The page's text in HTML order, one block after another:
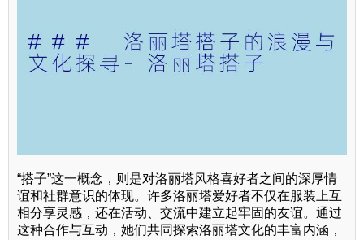
“搭子”这一概念，则是对洛丽塔风格喜好者之间的深厚情
谊和社群意识的体现。许多洛丽塔爱好者不仅在服装上互
相分享灵感，还在活动、交流中建立起牢固的友谊。通过
这种合作与互动，她们共同探索洛丽塔文化的丰富内涵，